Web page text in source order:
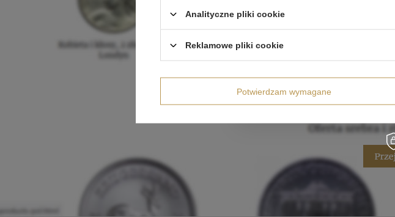
Analityczne pliki cookie
Reklamowe pliki cookie
Potwierdzam wymagane